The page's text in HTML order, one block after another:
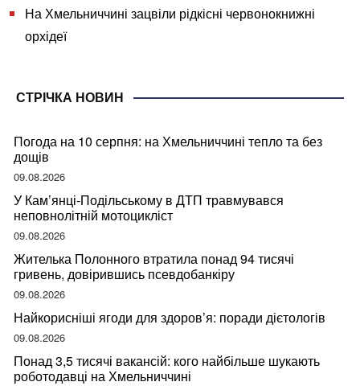
На Хмельниччині зацвіли рідкісні червонокнижні
орхідеї
СТРІЧКА НОВИН
Погода на 10 серпня: на Хмельниччині тепло та без
дощів
09.08.2026
У Кам’янці-Подільському в ДТП травмувався
неповнолітній мотоцикліст
09.08.2026
Жителька Полонного втратила понад 94 тисячі
гривень, довірившись псевдобанкіру
09.08.2026
Найкорисніші ягоди для здоров’я: поради дієтологів
09.08.2026
Понад 3,5 тисячі вакансій: кого найбільше шукають
роботодавці на Хмельниччині